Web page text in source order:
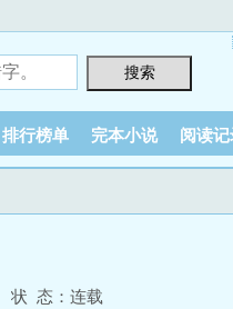
排行榜单 完本小说 阅读记
状 态：连载